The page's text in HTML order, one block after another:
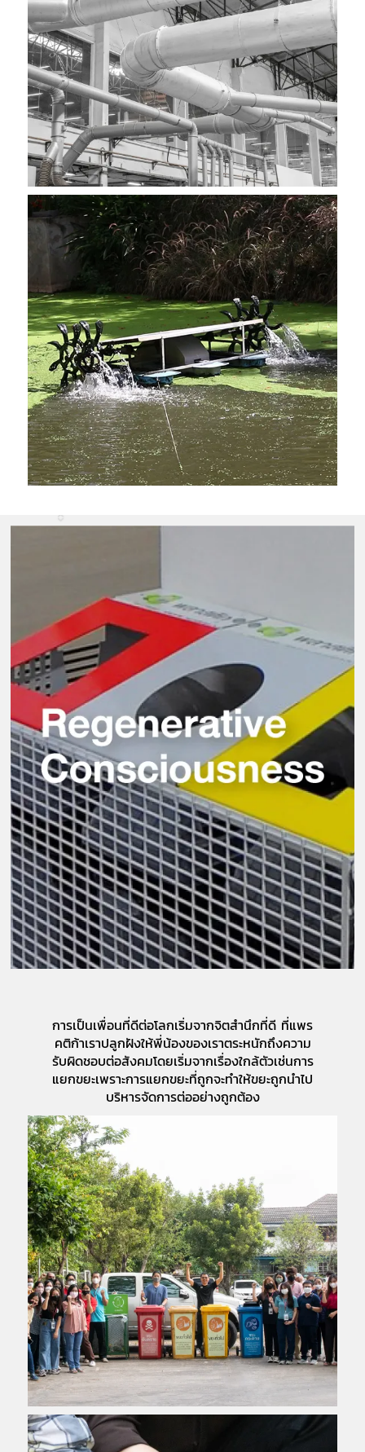
การเป็นเพื่อนที่ดีต่อโลกเริ่มจากจิตสำนึกที่ดี ที่แพร
คติก้าเราปลูกฝังให้พี่น้องของเราตระหนักถึงความ
รับผิดชอบต่อสังคมโดยเริ่มจากเรื่องใกล้ตัวเช่นการ
แยกขยะเพราะการแยกขยะที่ถูกจะทำให้ขยะถูกนำไป
บริหารจัดการต่ออย่างถูกต้อง